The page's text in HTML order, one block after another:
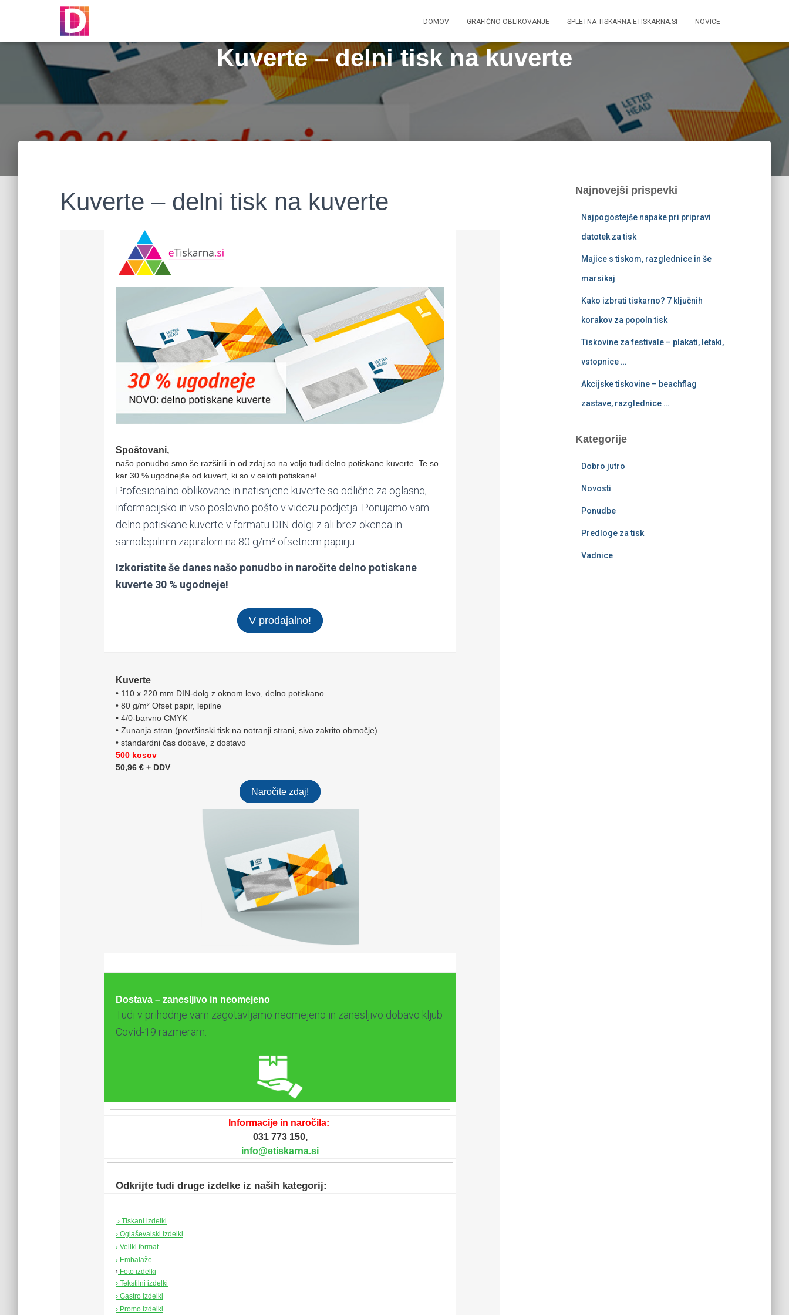
DOMOV GRAFIČNO OBLIKOVANJE SPLETNA TISKARNA ETISKARNA.SI NOVICE
Kuverte – delni tisk na kuverte
Kuverte – delni tisk na kuverte
Spoštovani,
našo ponudbo smo še razširili in od zdaj so na voljo tudi delno potiskane kuverte. Te so
kar 30 % ugodnejše od kuvert, ki so v celoti potiskane!
Profesionalno oblikovane in natisnjene kuverte so odlične za oglasno,
informacijsko in vso poslovno pošto v videzu podjetja. Ponujamo vam
delno potiskane kuverte v formatu DIN dolgi z ali brez okenca in
samolepilnim zapiralom na 80 g/m² ofsetnem papirju.
Izkoristite še danes našo ponudbo in naročite delno potiskane
kuverte 30 % ugodneje!
V prodajalno!
Kuverte
• 110 x 220 mm DIN-dolg z oknom levo, delno potiskano
• 80 g/m² Ofset papir, lepilne
• 4/0-barvno CMYK
• Zunanja stran (površinski tisk na notranji strani, sivo zakrito območje)
• standardni čas dobave, z dostavo
500 kosov
50,96 € + DDV
Naročite zdaj!
Dostava – zanesljivo in neomejeno
Tudi v prihodnje vam zagotavljamo neomejeno in zanesljivo dobavo kljub
Covid-19 razmeram.
Informacije in naročila:
031 773 150,
info@etiskarna.si
Odkrijte tudi druge izdelke iz naših kategorij:
› Tiskani izdelki
› Oglaševalski izdelki
› Veliki format
› Embalaže
› Foto izdelki
› Tekstilni izdelki
› Gastro izdelki
› Promo izdelki
Najnovejši prispevki
Najpogostejše napake pri pripravi
datotek za tisk
Majice s tiskom, razglednice in še
marsikaj
Kako izbrati tiskarno? 7 ključnih
korakov za popoln tisk
Tiskovine za festivale – plakati, letaki,
vstopnice …
Akcijske tiskovine – beachflag
zastave, razglednice …
Kategorije
Dobro jutro
Novosti
Ponudbe
Predloge za tisk
Vadnice